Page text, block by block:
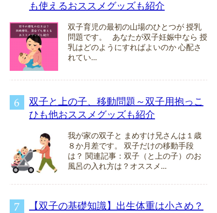
も使えるおススメグッズも紹介
双子育児の最初の山場のひとつが 授乳
問題です。 あなたが双子妊娠中なら 授
乳はどのようにすればよいのか 心配さ
れてい...
双子と上の子、移動問題～双子用抱っこ
ひも他おススメグッズも紹介
我が家の双子と まめすけ兄さんは１歳
８か月差です。 双子だけの移動手段
は？ 関連記事：双子（と上の子）のお
風呂の入れ方は？オススメ...
【双子の基礎知識】出生体重は小さめ？